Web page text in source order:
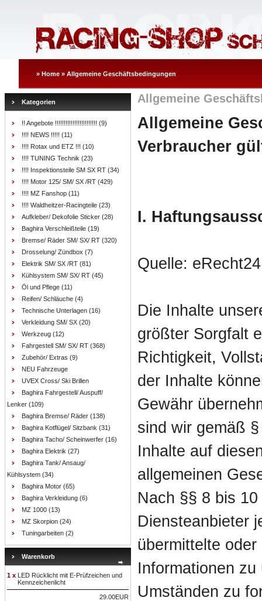
» Home » Allgemeine Geschäftsbedingungen
Kategorien
!! Angebote !!!!!!!!!!!!!!!!!!!!!!!! (9)
!!!! NEWS !!!!! (11)
!!!! Rotax und ETZ !!! (10)
!!!! TUNING Technik (23)
!!!! Inspektionsteile SM SX RT (34)
!!!! Motor 125/ SM/ SX /RT (429)
!!!! MZ Fanshop (11)
!!!! Waldheitzer-Racingteile (23)
Aufkleber/ Dekofolie Sticker (28)
Baghira Verschleißteile (19)
Bremse/ Räder SM/ SX/ RT (320)
Drosselung/ Zündbox (7)
Elektrik SM/ SX /RT (81)
Kühlsystem SM/ SX/ RT (45)
Öl und Pflege (11)
Reifen/ Schläuche (4)
Technische Unterlagen (16)
Verkleidung SM/ SX (20)
Werkzeug (12)
Fahrgestell SM/ SX/ RT (368)
Zubehör/ Extras (9)
NEU Fahrzeuge
UVEX Cross/ Ski Brillen
Baghira Fahrgestell/ Auspuff/
Lenker (109)
Baghira Bremse/ Räder (138)
Baghira Kotflügel/ Sitzbank (31)
Baghira Tacho/ Scheinwerfer (16)
Baghira Elektrik (27)
Baghira Tank/ Ansaug/
Kühlsystem (34)
Baghira Motor (65)
Baghira Verkleidung (6)
MZ 1000 (13)
MZ Skorpion (24)
Tuningarbeiten (2)
Warenkorb
1 x LED Rücklicht mit E-Prüfzeichen und
Kennzeichenlicht
29.00EUR
Allgemeine
Allgemeine
Verbraucher
I.
Quelle:
Die Inhalte
größter Sorgfalt
Richtigkeit,
der Inhalte
Gewähr
sind wir gemäß
Inhalte auf
allgemeinen
Nach §§ 8 bis
Diensteanbieter
übermittelte
Informationen
Umständen zu